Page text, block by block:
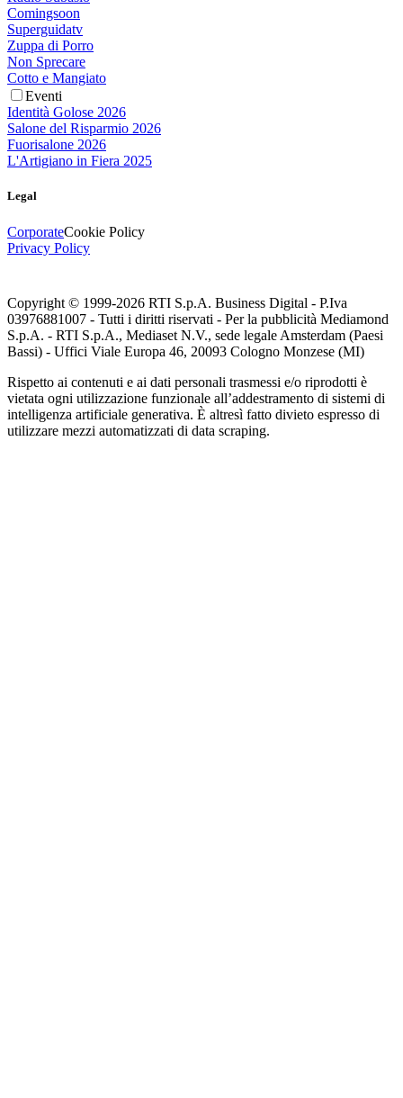
Comingsoon
Superguidatv
Zuppa di Porro
Non Sprecare
Cotto e Mangiato
Eventi
Identità Golose 2026
Salone del Risparmio 2026
Fuorisalone 2026
L'Artigiano in Fiera 2025
Legal
CorporateCookie Policy
Privacy Policy
Copyright © 1999-2026 RTI S.p.A. Business Digital - P.Iva
03976881007 - Tutti i diritti riservati - Per la pubblicità Mediamond
S.p.A. - RTI S.p.A., Mediaset N.V., sede legale Amsterdam (Paesi
Bassi) - Uffici Viale Europa 46, 20093 Cologno Monzese (MI)
Rispetto ai contenuti e ai dati personali trasmessi e/o riprodotti è
vietata ogni utilizzazione funzionale all’addestramento di sistemi di
intelligenza artificiale generativa. È altresì fatto divieto espresso di
utilizzare mezzi automatizzati di data scraping.